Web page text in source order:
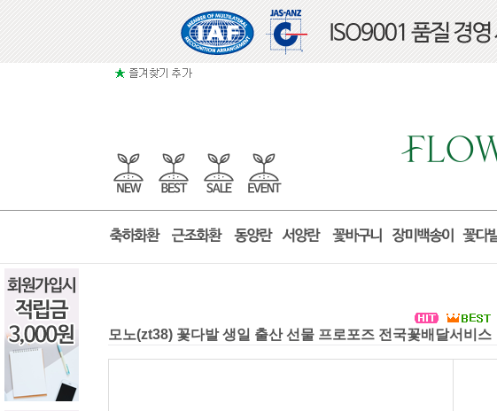
모노(zt38) 꽃다발 생일 출산 선물 프로포즈 전국꽃배달서비스